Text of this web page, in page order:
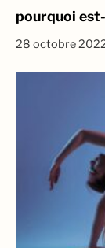
pourquoi
28 octobre